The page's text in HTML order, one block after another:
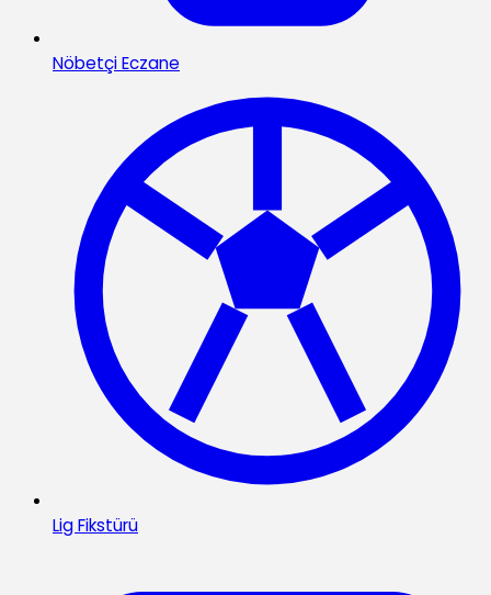
Nöbetçi Eczane
Lig Fikstürü